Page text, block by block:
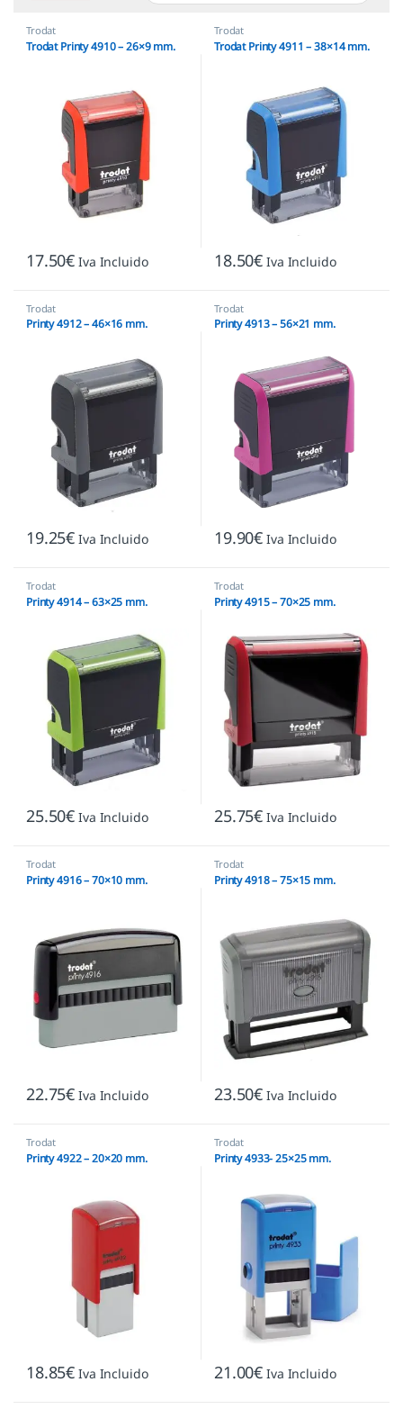
Trodat
Trodat Printy 4910 – 26×9 mm.
17.50€ Iva Incluido
Trodat
Trodat Printy 4911 – 38×14 mm.
18.50€ Iva Incluido
Trodat
Printy 4912 – 46×16 mm.
19.25€ Iva Incluido
Trodat
Printy 4913 – 56×21 mm.
19.90€ Iva Incluido
Trodat
Printy 4914 – 63×25 mm.
25.50€ Iva Incluido
Trodat
Printy 4915 – 70×25 mm.
25.75€ Iva Incluido
Trodat
Printy 4916 – 70×10 mm.
22.75€ Iva Incluido
Trodat
Printy 4918 – 75×15 mm.
23.50€ Iva Incluido
Trodat
Printy 4922 – 20×20 mm.
18.85€ Iva Incluido
Trodat
Printy 4933- 25×25 mm.
21.00€ Iva Incluido